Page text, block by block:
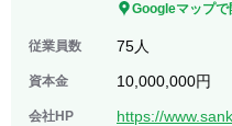
Googleマップで
従業員数 75人
資本金 10,000,000円
会社HP https://